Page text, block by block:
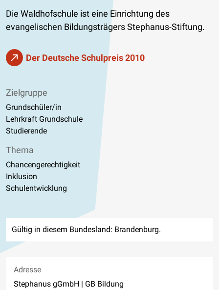
Die Waldhofschule ist eine Einrichtung des
evangelischen Bildungsträgers Stephanus-Stiftung.
Der Deutsche Schulpreis 2010
Zielgruppe
Grundschüler/in
Lehrkraft Grundschule
Studierende
Thema
Chancengerechtigkeit
Inklusion
Schulentwicklung
Gültig in diesem Bundesland: Brandenburg.
Adresse
Stephanus gGmbH | GB Bildung